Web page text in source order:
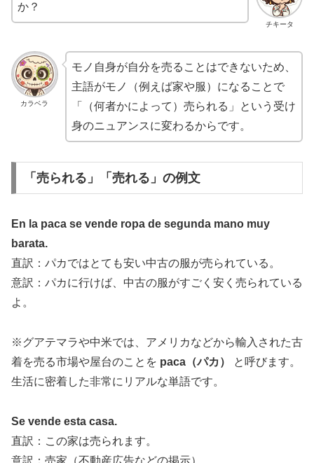
チキータ
か？
カラベラ
モノ自身が自分を売ることはできないため、
主語がモノ（例えば家や服）になることで
「（何者かによって）売られる」という受け
身のニュアンスに変わるからです。
「売られる」「売れる」の例文
En la paca se vende ropa de segunda mano muy
barata.
直訳：パカではとても安い中古の服が売られている。
意訳：パカに行けば、中古の服がすごく安く売られている
よ。
※グアテマラや中米では、アメリカなどから輸入された古
着を売る市場や屋台のことを paca（パカ）
と呼びます。
生活に密着した非常にリアルな単語です。
Se vende esta casa.
直訳：この家は売られます。
意訳：売家（不動産広告などの掲示）